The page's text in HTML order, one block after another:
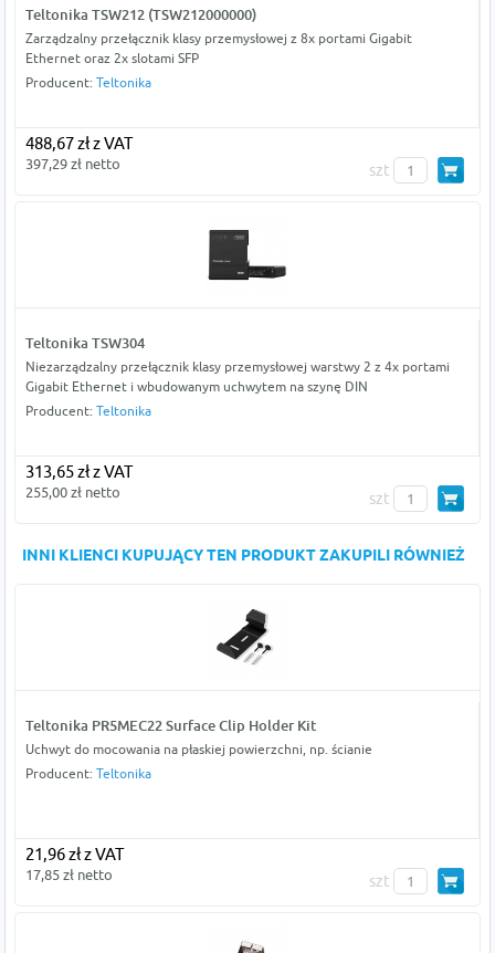
Teltonika TSW212 (TSW212000000)
Zarządzalny przełącznik klasy przemysłowej z 8x portami Gigabit
Ethernet oraz 2x slotami SFP
Producent: Teltonika
488,67 zł z VAT
397,29 zł netto szt
Teltonika TSW304
Niezarządzalny przełącznik klasy przemysłowej warstwy 2 z 4x portami
Gigabit Ethernet i wbudowanym uchwytem na szynę DIN
Producent: Teltonika
313,65 zł z VAT
255,00 zł netto szt
INNI KLIENCI KUPUJĄCY TEN PRODUKT ZAKUPILI RÓWNIEŻ
Teltonika PR5MEC22 Surface Clip Holder Kit
Uchwyt do mocowania na płaskiej powierzchni, np. ścianie
Producent: Teltonika
21,96 zł z VAT
17,85 zł netto szt